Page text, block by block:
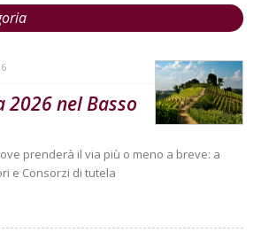
2026 nel Basso
prenderà il via più o meno a breve: a
e Consorzi di tutela